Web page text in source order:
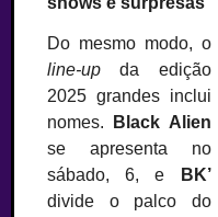
Do mesmo modo, o
line-up da edição
2025 grandes inclui
nomes.
Black Alien
se apresenta no
sábado, 6, e
BK’
divide o palco do